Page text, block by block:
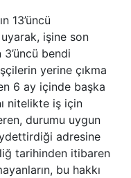
13’üncü
işine son
bendi
yerine çıkma
6 ay içinde başka
nitelikte iş için
durumu uygun
adresine
tarihinden itibaren
bu hakkı